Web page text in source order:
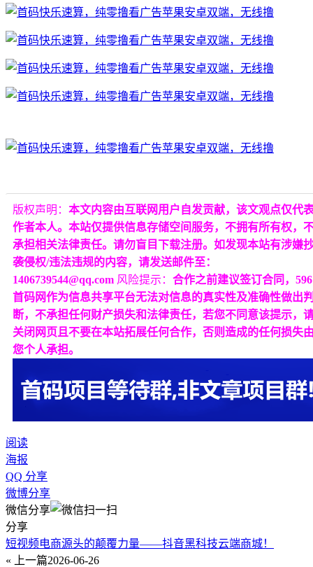
版权声明： 本文内容由互联网用户自发贡献，该文观点仅代
作者本人。本站仅提供信息存储空间服务，不拥有所有权，
承担相关法律责任。请勿盲目下载注册。如发现本站有涉嫌
袭侵权/违法违规的内容，请发送邮件至：
1406739544@qq.com 风险提示： 合作之前建议签订合同，596
首码网作为信息共享平台无法对信息的真实性及准确性做出
断，不承担任何财产损失和法律责任，若您不同意该提示，
关闭网页且不要在本站拓展任何合作，否则造成的任何损失
您个人承担。
阅读
海报
QQ 分享
微博分享
微信分享
分享
短视频电商源头的颠覆力量——抖音黑科技云端商城！
« 上一篇2026-06-26